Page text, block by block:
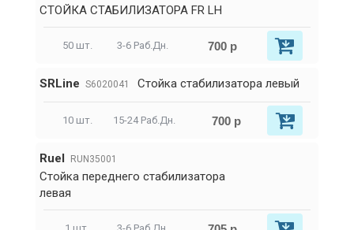
СТОЙКА СТАБИЛИЗАТОРА FR LH
50 шт. 3-6 Раб.Дн. 700 р
SRLine S6020041 Стойка стабилизатора левый
10 шт. 15-24 Раб.Дн. 700 р
RueI RUN35001
Стойка переднего стабилизатора
левая